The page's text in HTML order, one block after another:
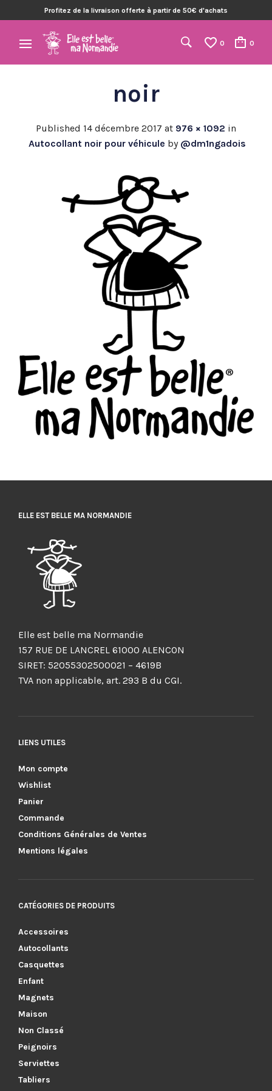
Profitez de la livraison offerte à partir de 50€ d'achats
0 0
noir
Published 14 décembre 2017 at 976 × 1092 in
Autocollant noir pour véhicule by @dm1ngadois
ELLE EST BELLE MA NORMANDIE
Elle est belle ma Normandie
157 RUE DE LANCREL 61000 ALENCON
SIRET: 52055302500021 – 4619B
TVA non applicable, art. 293 B du CGI.
LIENS UTILES
Mon compte
Wishlist
Panier
Commande
Conditions Générales de Ventes
Mentions légales
CATÉGORIES DE PRODUITS
Accessoires
Autocollants
Casquettes
Enfant
Magnets
Maison
Non Classé
Peignoirs
Serviettes
Tabliers